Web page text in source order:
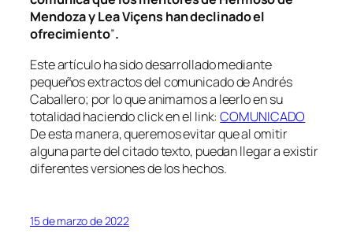
Mendoza y Lea Viçens han declinado el
ofrecimiento”.
Este artículo ha sido desarrollado mediante
pequeños extractos del comunicado de Andrés
Caballero; por lo que animamos a leerlo en su
totalidad haciendo click en el link:COMUNICADO
De esta manera, queremos evitar que al omitir
alguna parte del citado texto, puedan llegar a existir
diferentes versiones de los hechos.
15 de marzo de 2022